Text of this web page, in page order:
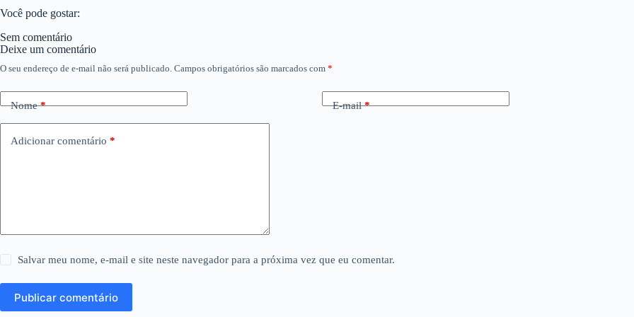
Você pode gostar:
Sem comentário
Deixe um comentário
O seu endereço de e-mail não será publicado. Campos obrigatórios são marcados com *
Nome* E-mail*
Adicionar comentário *
Salvar meu nome, e-mail e site neste navegador para a próxima vez que eu comentar.
Publicar comentário